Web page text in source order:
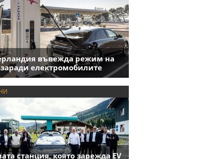
въвежда режим на
заради електромобилите
станция, която зарежда EV